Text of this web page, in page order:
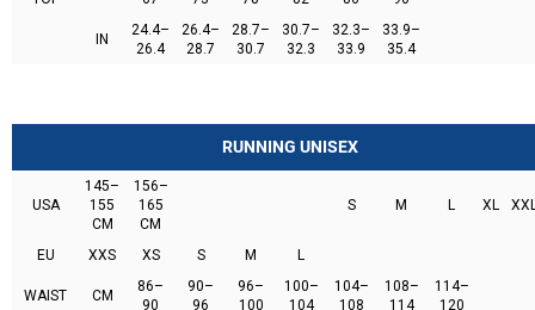
IN
24.4–
26.4
26.4–
28.7
28.7–
30.7
30.7–
32.3
32.3–
33.9
33.9–
35.4
RUNNING UNISEX
USA
145–
155
CM
156–
165
CM
S M L XL
EU XXS XS S M L
WAIST CM
86–
90
90–
96
96–
100
100–
104
104–
108
108–
114
114–
120